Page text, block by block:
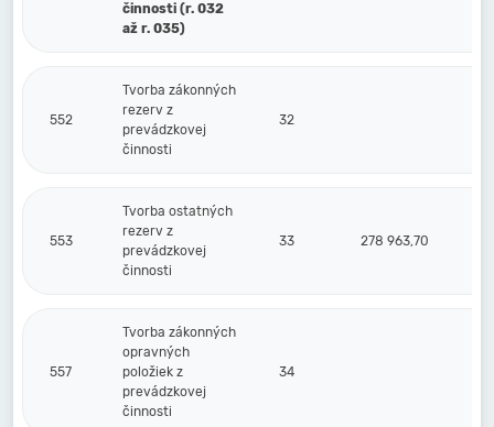
činnosti (r. 032
až r. 035)
552
Tvorba zákonných
rezerv z
prevádzkovej
činnosti
32
553
Tvorba ostatných
rezerv z
prevádzkovej
činnosti
33 278 963,70
557
Tvorba zákonných
opravných
položiek z
prevádzkovej
činnosti
34